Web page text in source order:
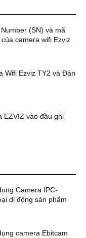
(SN) và mã
camera wifi Ezviz
Wifi Ezviz TY2 và Đàn
EZVIZ vào đầu ghi
Camera IPC-
di động sản phẩm
camera Ebitcam